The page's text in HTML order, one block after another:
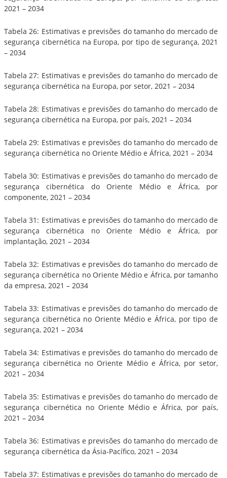
2021 – 2034
Tabela 26: Estimativas e previsões do tamanho do mercado de
segurança cibernética na Europa, por tipo de segurança, 2021
– 2034
Tabela 27: Estimativas e previsões do tamanho do mercado de
segurança cibernética na Europa, por setor, 2021 – 2034
Tabela 28: Estimativas e previsões do tamanho do mercado de
segurança cibernética na Europa, por país, 2021 – 2034
Tabela 29: Estimativas e previsões do tamanho do mercado de
segurança cibernética no Oriente Médio e África, 2021 – 2034
Tabela 30: Estimativas e previsões do tamanho do mercado de
segurança cibernética do Oriente Médio e África, por
componente, 2021 – 2034
Tabela 31: Estimativas e previsões do tamanho do mercado de
segurança cibernética no Oriente Médio e África, por
implantação, 2021 – 2034
Tabela 32: Estimativas e previsões do tamanho do mercado de
segurança cibernética no Oriente Médio e África, por tamanho
da empresa, 2021 – 2034
Tabela 33: Estimativas e previsões do tamanho do mercado de
segurança cibernética no Oriente Médio e África, por tipo de
segurança, 2021 – 2034
Tabela 34: Estimativas e previsões do tamanho do mercado de
segurança cibernética no Oriente Médio e África, por setor,
2021 – 2034
Tabela 35: Estimativas e previsões do tamanho do mercado de
segurança cibernética no Oriente Médio e África, por país,
2021 – 2034
Tabela 36: Estimativas e previsões do tamanho do mercado de
segurança cibernética da Ásia-Pacífico, 2021 – 2034
Tabela 37: Estimativas e previsões do tamanho do mercado de